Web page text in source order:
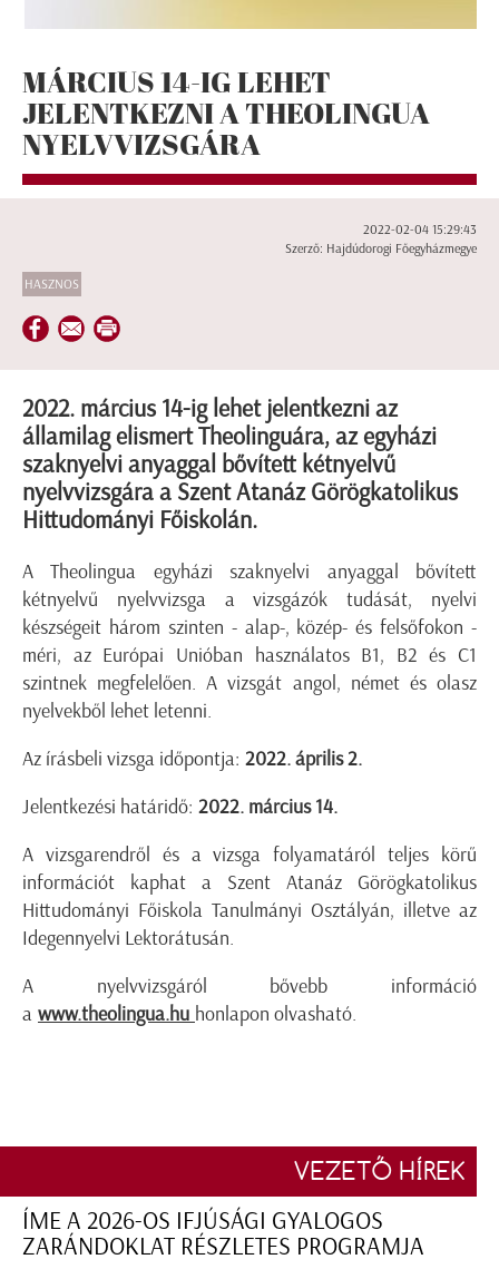
MÁRCIUS 14-IG LEHET
JELENTKEZNI A THEOLINGUA
NYELVVIZSGÁRA
2022-02-04 15:29:43
Szerző: Hajdúdorogi Főegyházmegye
HASZNOS
2022. március 14-ig lehet jelentkezni az
államilag elismert Theolinguára, az egyházi
szaknyelvi anyaggal bővített kétnyelvű
nyelvvizsgára a Szent Atanáz Görögkatolikus
Hittudományi Főiskolán.
A Theolingua egyházi szaknyelvi anyaggal bővített
kétnyelvű nyelvvizsga a vizsgázók tudását, nyelvi
készségeit három szinten - alap-, közép- és felsőfokon -
méri, az Európai Unióban használatos B1, B2 és C1
szintnek megfelelően. A vizsgát angol, német és olasz
nyelvekből lehet letenni.
Az írásbeli vizsga időpontja: 2022.április 2.
Jelentkezési határidő: 2022. március 14.
A vizsgarendről és a vizsga folyamatáról teljes körű
információt kaphat a Szent Atanáz Görögkatolikus
Hittudományi Főiskola Tanulmányi Osztályán, illetve az
Idegennyelvi Lektorátusán.
A nyelvvizsgáról bővebb információ
a www.theolingua.hu honlapon olvasható.
VEZETŐ HÍREK
ÍME A 2026-OS IFJÚSÁGI GYALOGOS
ZARÁNDOKLAT RÉSZLETES PROGRAMJA